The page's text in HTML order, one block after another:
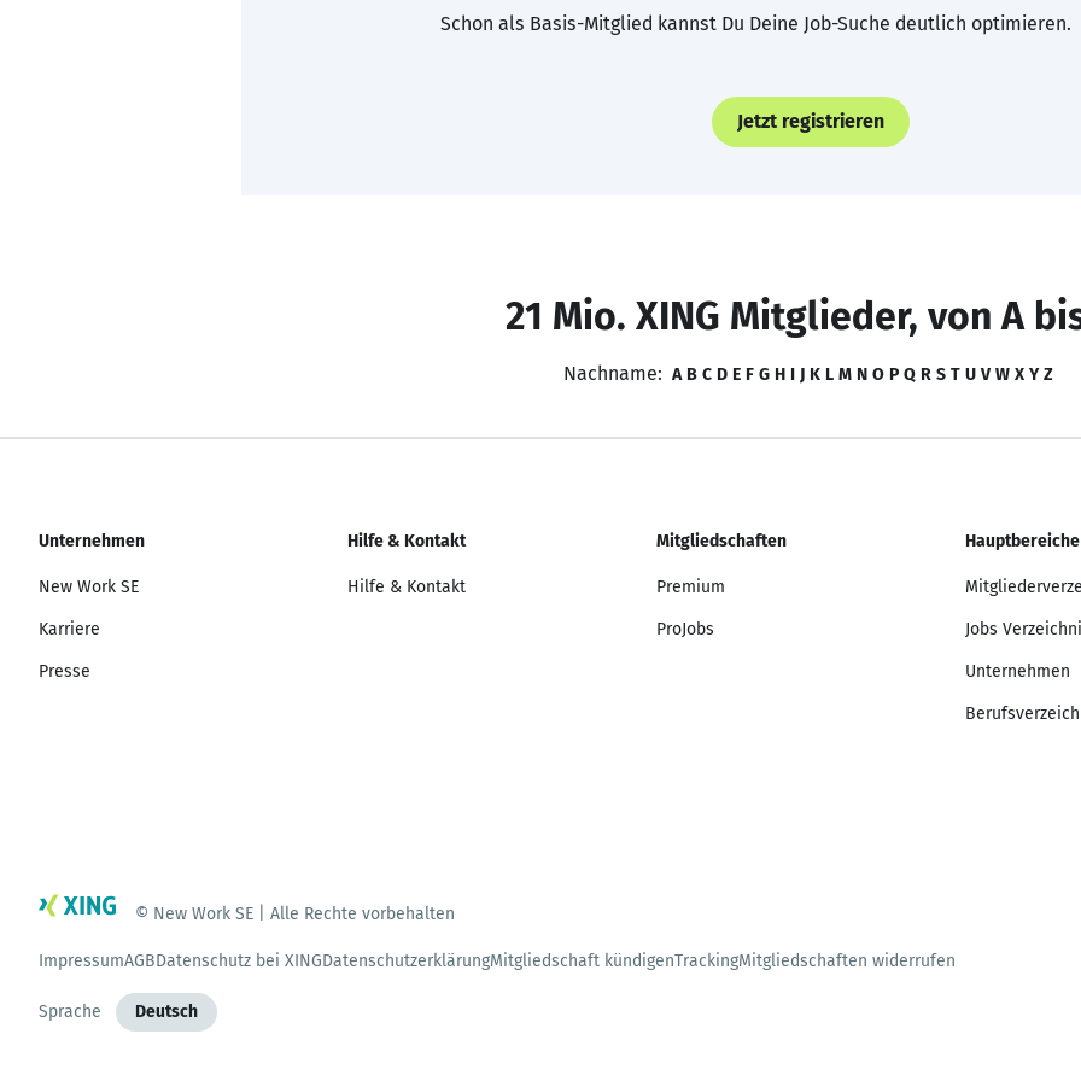
Schon als Basis-Mitglied kannst Du Deine Job-Suche deutlich optimieren.
Jetzt registrieren
21 Mio. XING Mitglieder, von A
Nachname: A B C D E F G H I J K L M N O P Q R S T U V W X Y Z
Unternehmen
New Work SE
Karriere
Presse
Hilfe & Kontakt
Hilfe & Kontakt
Mitgliedschaften
Premium
ProJobs
Hauptbereiche
Jobs
Unternehmen
© New Work SE | Alle Rechte vorbehalten
ImpressumAGBDatenschutz bei XINGDatenschutzerklärungMitgliedschaft kündigenTrackingMitgliedschaften widerrufen
Sprache Deutsch